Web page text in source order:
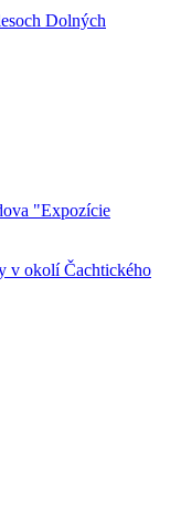
Dolných
"Expozície
v okolí Čachtického